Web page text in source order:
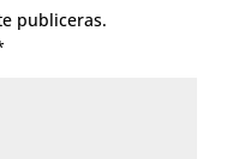
publiceras.